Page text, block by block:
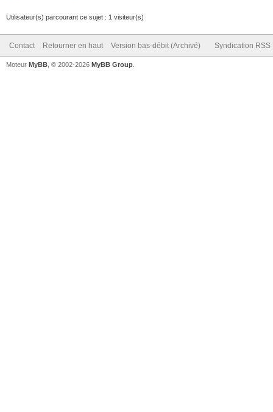
Utilisateur(s) parcourant ce sujet : 1 visiteur(s)
Contact Retourner en haut Version bas-débit (Archivé) Syndication RSS
Moteur MyBB , © 2002-2026 MyBB Group